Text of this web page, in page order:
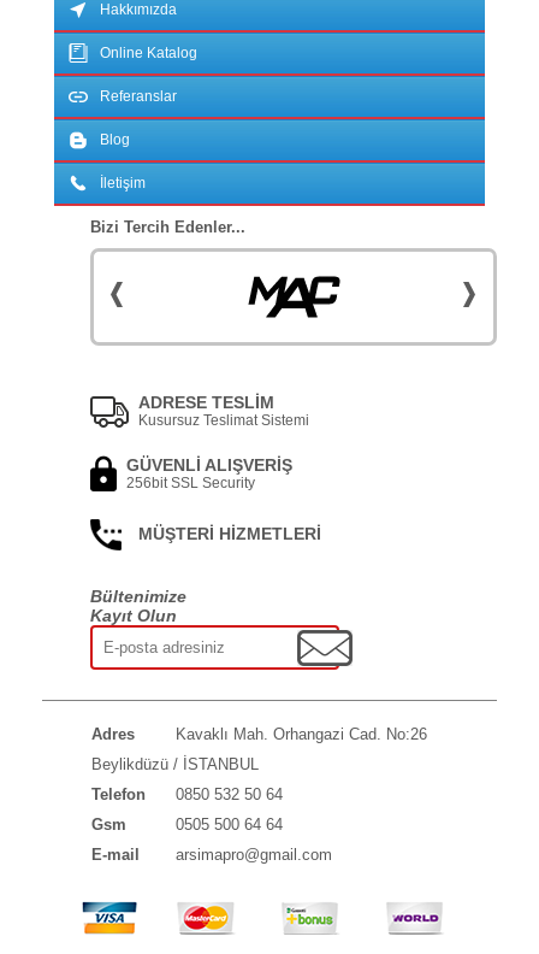
Hakkımızda
Online Katalog
Referanslar
Blog
İletişim
Bizi Tercih Edenler...
ADRESE TESLİM
Kusursuz Teslimat Sistemi
GÜVENLİ ALIŞVERİŞ
256bit SSL Security
MÜŞTERİ HİZMETLERİ
Bültenimize
Kayıt Olun
Adres
Kavaklı Mah. Orhangazi Cad. No:26
Beylikdüzü / İSTANBUL
Telefon
0850 532 50 64
Gsm
0505 500 64 64
E-mail
arsimapro@gmail.com